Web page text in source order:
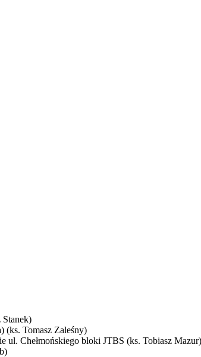
Stanek)
(ks. Tomasz Zaleśny)
ul. Chełmońskiego bloki JTBS (ks. Tobiasz Mazur)